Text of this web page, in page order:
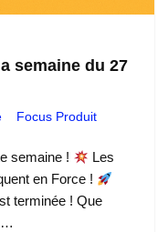
semaine du 27
Focus Produit
semaine !
Les
en Force !
terminée ! Que